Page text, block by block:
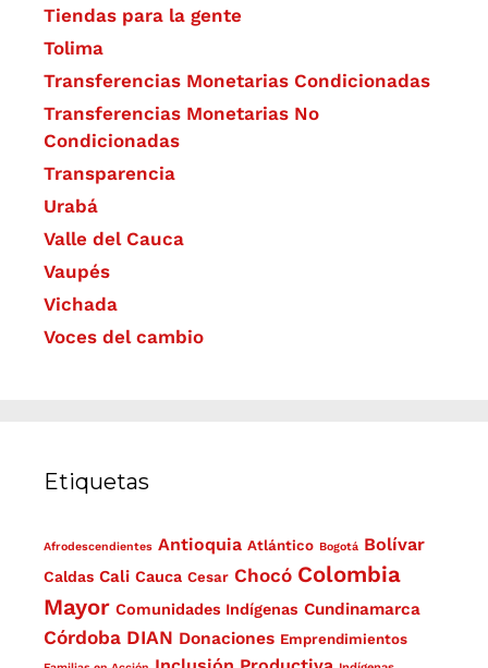
Tiendas para la gente
Tolima
Transferencias Monetarias Condicionadas
Transferencias Monetarias No
Condicionadas
Transparencia
Urabá
Valle del Cauca
Vaupés
Vichada
Voces del cambio
Etiquetas
Afrodescendientes Antioquia Atlántico Bogotá Bolívar
Caldas Cali Cauca Cesar Chocó Colombia
Mayor Comunidades Indígenas Cundinamarca
Córdoba DIAN Donaciones Emprendimientos